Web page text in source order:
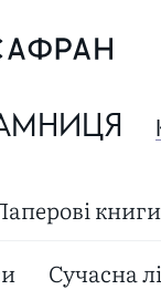
книги
Сучасна